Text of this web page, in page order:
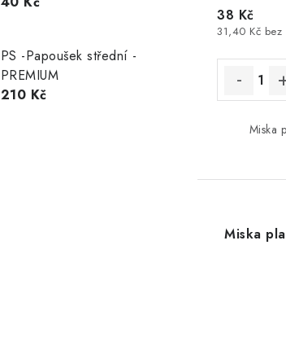
PS -Papoušek střední -
PREMIUM
210 Kč
31,40 Kč bez
38 Kč
Miska
Miska